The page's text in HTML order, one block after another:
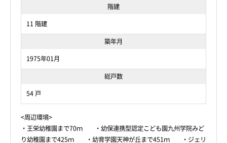
階建
11 階建
築年月
1975年01月
総戸数
54 戸
<周辺環境>
・王栄幼稚園まで70ｍ ・幼保連携型認定こども園九州学院みど
り幼稚園まで425ｍ ・幼育学園天神が丘まで451ｍ ・ジェリ